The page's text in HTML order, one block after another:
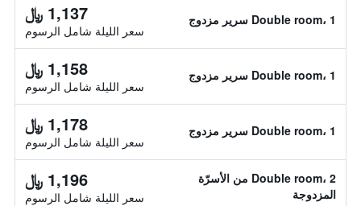
Double room، 1 سرير مزدوج 1,137 ﷼
سعر الليلة شامل الرسوم
Double room، 1 سرير مزدوج 1,158 ﷼
سعر الليلة شامل الرسوم
Double room، 1 سرير مزدوج 1,178 ﷼
سعر الليلة شامل الرسوم
Double room، 2 من الأسرّة
المزدوجة
1,196 ﷼
سعر الليلة شامل الرسوم